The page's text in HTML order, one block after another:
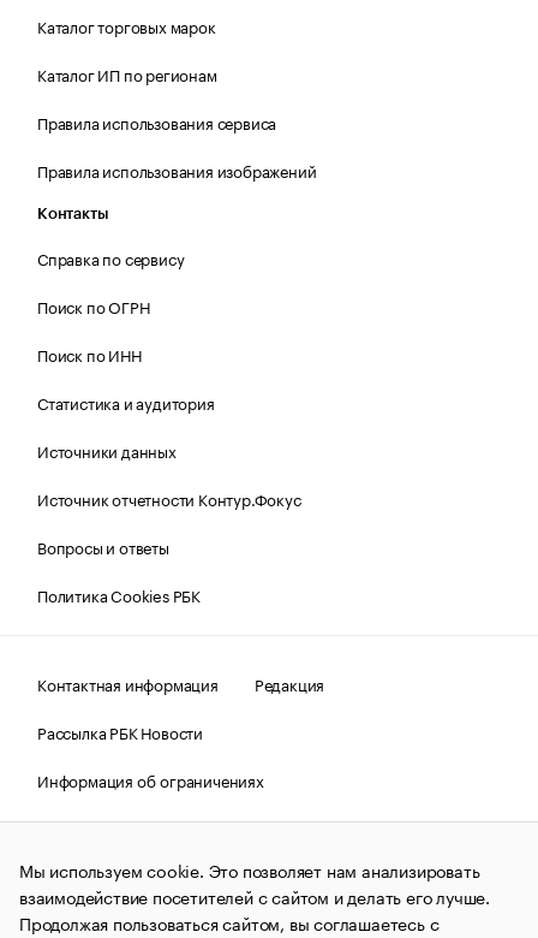
Каталог торговых марок
Каталог ИП по регионам
Правила использования сервиса
Правила использования изображений
Контакты
Справка по сервису
Поиск по ОГРН
Поиск по ИНН
Статистика и аудитория
Источники данных
Источник отчетности Контур.Фокус
Вопросы и ответы
Политика Cookies РБК
Контактная информация
Редакция
Рассылка РБК Новости
Информация об ограничениях
Правовая информация
О соблюдении авторских прав
© АО «РОСБИЗНЕСКОНСАЛТИНГ»,1995–2026.Сообщения
и материалы информационного агентства «РБК»
(зарегистрировано Федеральной службой по надзору в сфере
связи, информационных технологий и массовых
Мы используем cookie. Это позволяет нам анализировать
взаимодействие посетителей с сайтом и делать его лучше.
Продолжая пользоваться сайтом, вы соглашаетесь с